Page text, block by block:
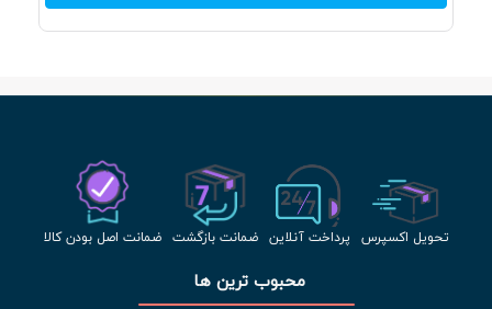
تحویل اکسپرس پرداخت آنلاین ضمانت بازگشت ضمانت اصل بودن کالا
محبوب ترین ها